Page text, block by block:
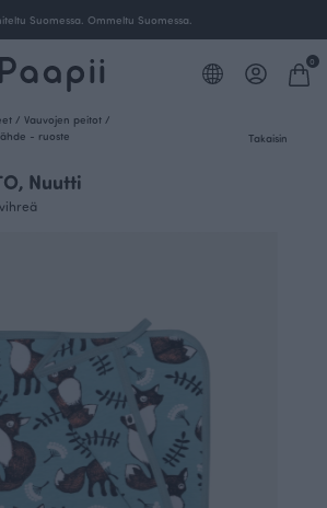
Suomessa. Ommeltu Suomessa.
0
/ Vauvojen peitot /
- ruoste
Takaisin
Nuutti